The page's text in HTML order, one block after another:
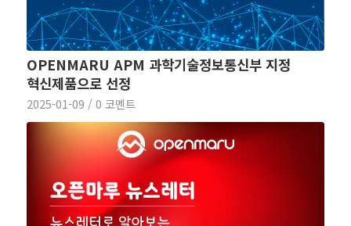
OPENMARU APM 과학기술정보통신부 지정
혁신제품으로 선정
2025-01-09 / 0 코멘트